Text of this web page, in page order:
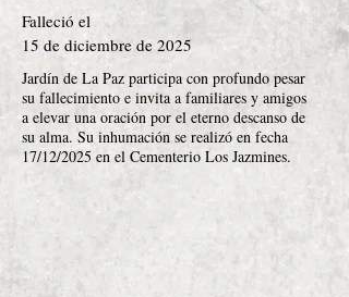
Falleció el
15 de diciembre de 2025
Jardín de La Paz participa con profundo pesar
su fallecimiento e invita a familiares y amigos
a elevar una oración por el eterno descanso de
su alma. Su inhumación se realizó en fecha
17/12/2025 en el Cementerio Los Jazmines.